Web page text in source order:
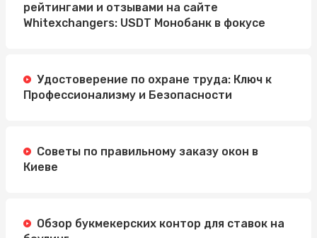
рейтингами и отзывами на сайте
Whitexchangers: USDT Монобанк в фокусе
Удостоверение по охране труда: Ключ к
Профессионализму и Безопасности
Советы по правильному заказу окон в
Киеве
Обзор букмекерских контор для ставок на